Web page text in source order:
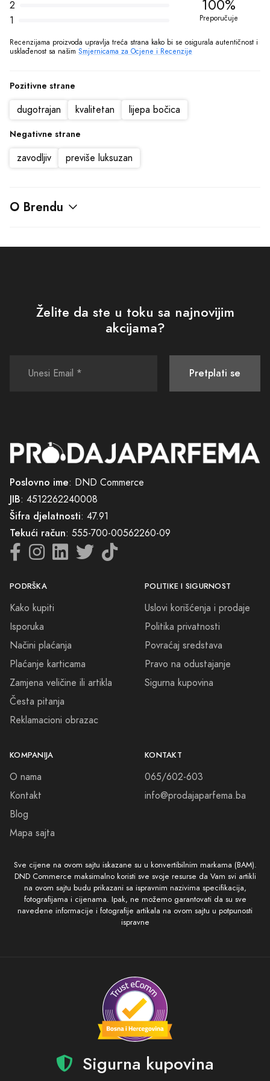
2
1
100%
Preporučuje
Recenzijama proizvoda upravlja treća strana kako bi se osigurala autentičnost i
usklađenost sa našim Smjernicama za Ocjene i Recenzije
Pozitivne strane
dugotrajan kvalitetan lijepa bočica
Negativne strane
zavodljiv previše luksuzan
O Brendu
Želite da ste u toku sa najnovijim
akcijama?
Pretplati se
Poslovno ime: DND Commerce
JIB: 4512262240008
Šifra djelatnosti: 47.91
Tekući račun: 555-700-00562260-09
PODRŠKA
Kako kupiti
Isporuka
Načini plaćanja
Plaćanje karticama
Zamjena veličine ili artikla
Česta pitanja
Reklamacioni obrazac
POLITIKE I SIGURNOST
Uslovi korišćenja i prodaje
Politika privatnosti
Povraćaj sredstava
Pravo na odustajanje
Sigurna kupovina
KOMPANIJA
O nama
Kontakt
Blog
Mapa sajta
KONTAKT
065/602-603
info@prodajaparfema.ba
Sve cijene na ovom sajtu iskazane su u konvertibilnim markama (BAM).
DND Commerce maksimalno koristi sve svoje resurse da Vam svi artikli
na ovom sajtu budu prikazani sa ispravnim nazivima specifikacija,
fotografijama i cijenama. Ipak, ne možemo garantovati da su sve
navedene informacije i fotografije artikala na ovom sajtu u potpunosti
ispravne
Sigurna kupovina